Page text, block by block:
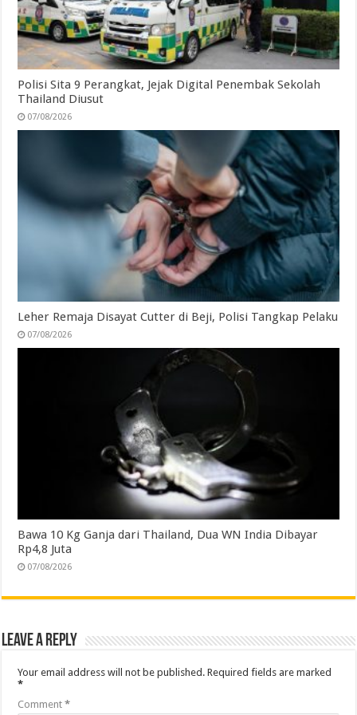
Polisi Sita 9 Perangkat, Jejak Digital Penembak Sekolah
Thailand Diusut
07/08/2026
Leher Remaja Disayat Cutter di Beji, Polisi Tangkap Pelaku
07/08/2026
Bawa 10 Kg Ganja dari Thailand, Dua WN India Dibayar
Rp4,8 Juta
07/08/2026
Leave a Reply
Your email address will not be published. Required fields are marked
*
Comment*